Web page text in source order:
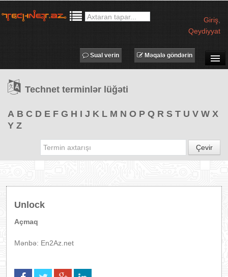
Giriş
Qeydiyyat
TƏDBİRLƏR
PROQRAMLAR
Məqalə göndərin
Sual verin
Technet terminlər lüğəti
A B C D E F G H I J K L M N O P Q R S T U V W X
Y Z
Çevir
Unlock
Açmaq
Mənbə: En2Az.net